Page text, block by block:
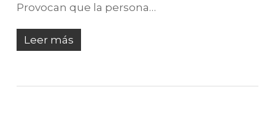
Provocan que la persona…
Leer más